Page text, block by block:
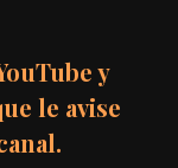
y
le avise